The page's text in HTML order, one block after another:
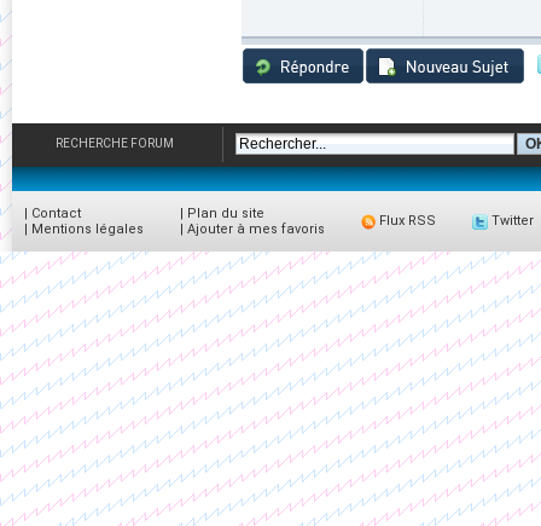
RECHERCHE FORUM
| Contact
| Mentions légales
| Plan du site
| Ajouter à mes favoris
Flux RSS Twitter